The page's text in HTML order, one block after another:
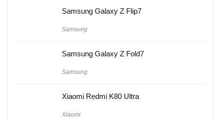
Samsung Galaxy Z Flip7
Samsung
Samsung Galaxy Z Fold7
Samsung
Xiaomi Redmi K80 Ultra
Xiaomi